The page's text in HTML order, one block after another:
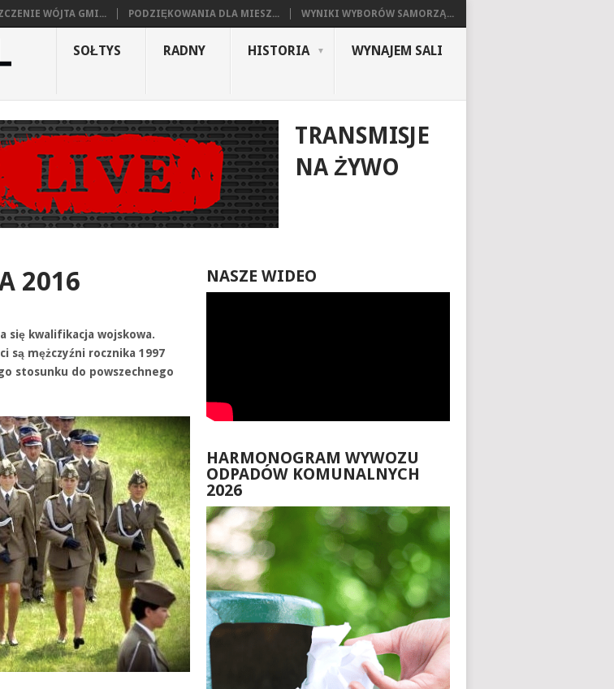
WÓJTA GMI... PODZIĘKOWANIA DLA MIESZ... WYNIKI WYBORÓW SAMORZĄ...
SOŁTYS RADNY HISTORIA WYNAJEM SALI
TRANSMISJE
NA ŻYWO
2016
się kwalifikacja wojskowa.
są mężczyźni rocznika 1997
stosunku do powszechnego
NASZE WIDEO
HARMONOGRAM WYWOZU
ODPADÓW KOMUNALNYCH
2026